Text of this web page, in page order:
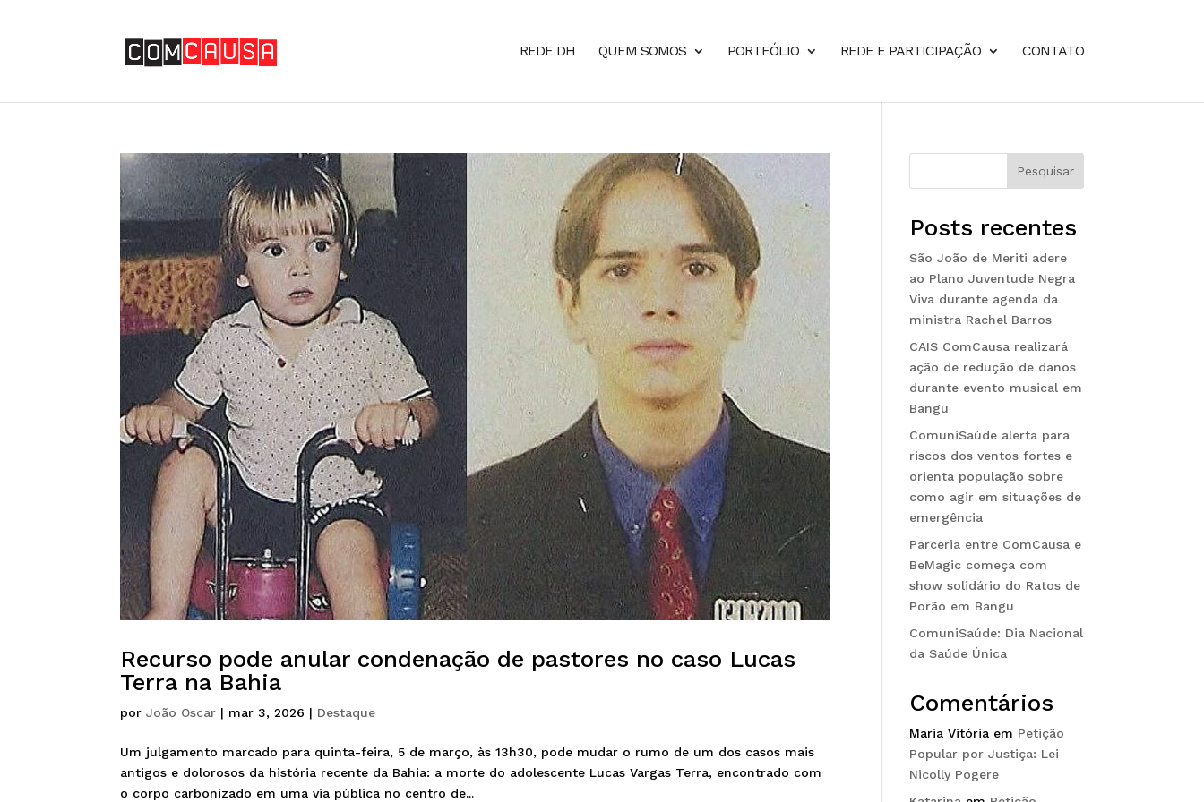
REDE DH QUEM SOMOS PORTFÓLIO REDE E PARTICIPAÇÃO CONTATO
Recurso pode anular condenação de pastores no caso Lucas
Terra na Bahia
porJoão Oscar | mar 3, 2026 | Destaque
Um julgamento marcado para quinta-feira, 5 de março, às 13h30, pode mudar o rumo de um dos casos mais
antigos e dolorosos da história recente da Bahia: a morte do adolescente Lucas Vargas Terra, encontrado com
o corpo carbonizado em uma via pública no centro de...
Pesquisar
Posts recentes
São João de Meriti adere
ao Plano Juventude Negra
Viva durante agenda da
ministra Rachel Barros
CAIS ComCausa realizará
ação de redução de danos
durante evento musical em
Bangu
ComuniSaúde alerta para
riscos dos ventos fortes e
orienta população sobre
como agir em situações de
emergência
Parceria entre ComCausa e
BeMagic começa com
show solidário do Ratos de
Porão em Bangu
ComuniSaúde: Dia Nacional
da Saúde Única
Comentários
Maria Vitória em Petição
Popular por Justiça: Lei
Nicolly Pogere